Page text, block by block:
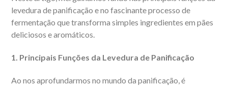
levedura de panificação e no fascinante processo de
fermentação que transforma simples ingredientes em pães
deliciosos e aromáticos.
1. Principais Funções da Levedura de Panificação
Ao nos aprofundarmos no mundo da panificação, é